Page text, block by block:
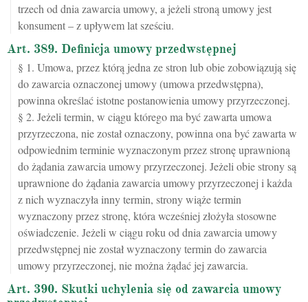
trzech od dnia zawarcia umowy, a jeżeli stroną umowy jest
konsument – z upływem lat sześciu.
Art. 389. Definicja umowy przedwstępnej
§ 1. Umowa, przez którą jedna ze stron lub obie zobowiązują się
do zawarcia oznaczonej umowy (umowa przedwstępna),
powinna określać istotne postanowienia umowy przyrzeczonej.
§ 2. Jeżeli termin, w ciągu którego ma być zawarta umowa
przyrzeczona, nie został oznaczony, powinna ona być zawarta w
odpowiednim terminie wyznaczonym przez stronę uprawnioną
do żądania zawarcia umowy przyrzeczonej. Jeżeli obie strony są
uprawnione do żądania zawarcia umowy przyrzeczonej i każda
z nich wyznaczyła inny termin, strony wiąże termin
wyznaczony przez stronę, która wcześniej złożyła stosowne
oświadczenie. Jeżeli w ciągu roku od dnia zawarcia umowy
przedwstępnej nie został wyznaczony termin do zawarcia
umowy przyrzeczonej, nie można żądać jej zawarcia.
Art. 390. Skutki uchylenia się od zawarcia umowy